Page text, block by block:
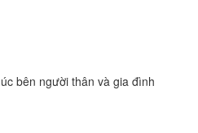
bên người thân và gia đình